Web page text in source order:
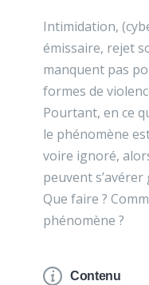
Intimidation,
émissaire, rejet
manquent pas
formes de
Pourtant, en ce
le phénomène
voire ignoré,
peuvent s’avérer
Que faire ?
phénomène ?
Contenu